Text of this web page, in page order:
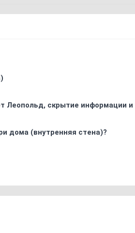
Леопольд, скрытиe информации
дома (внутренняя стена)?